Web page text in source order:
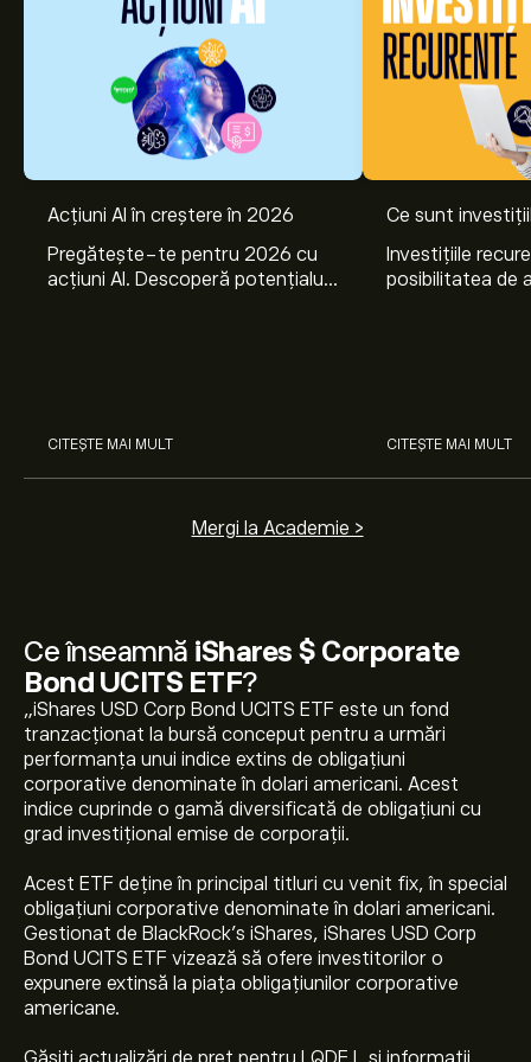
Ce înseamnă iShares $ Corporate
Bond UCITS ETF?
„iShares USD Corp Bond UCITS ETF este un fond
tranzacționat la bursă conceput pentru a urmări
performanța unui indice extins de obligațiuni
corporative denominate în dolari americani. Acest
indice cuprinde o gamă diversificată de obligațiuni cu
grad investițional emise de corporații.
Acest ETF deține în principal titluri cu venit fix, în special
obligațiuni corporative denominate în dolari americani.
Gestionat de BlackRock's iShares, iShares USD Corp
Bond UCITS ETF vizează să ofere investitorilor o
expunere extinsă la piața obligațiunilor corporative
americane.
Acțiuni AI în creștere în 2026
Pregătește-te pentru 2026 cu
acțiuni AI. Descoperă potențialul
CITEȘTE MAI MULT
Ce sunt
Investițiile
posibilitatea de
CITEȘTE MAI MULT
Mergi la Academie >
Prețul actual pentru LQDE.L este de 99.450‎$‎